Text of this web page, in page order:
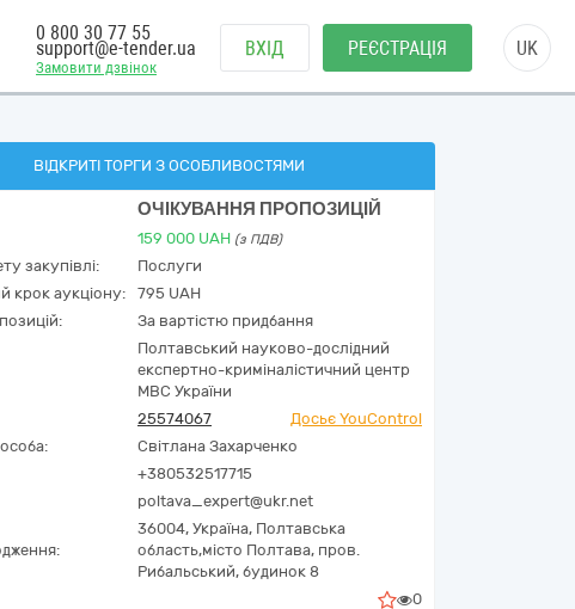
Замовити дзвінок
0 800 30 77 55
support@e-tender.ua ВХІД РЕЄСТРАЦІЯ UK
ВІДКРИТІ ТОРГИ З ОСОБЛИВОСТЯМИ
ОЧІКУВАННЯ ПРОПОЗИЦІЙ
159 000 UAH (з ПДВ)
закупівлі:
Послуги
крок аукціону:
795 UAH
За вартістю придбання
Полтавський науково-дослідний
експертно-криміналістичний центр
МВС України
25574067
Досьє YouControl
Світлана Захарченко
+380532517715
poltava_expert@ukr.net
36004, Україна, Полтавська
область,місто Полтава, пров.
Рибальський, будинок 8
0